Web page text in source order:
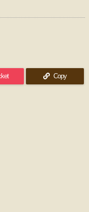
Copy